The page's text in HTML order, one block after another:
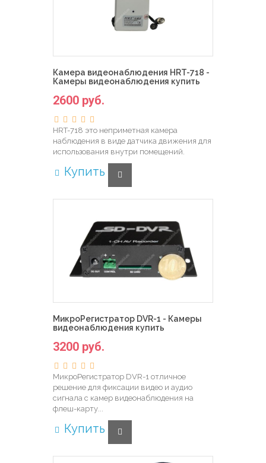
Камера видеонаблюдения HRT-718 -
Камеры видеонаблюдения купить
2600 руб.
HRT-718 это неприметная камера
наблюдения в виде датчика движения для
использования внутри помещений.
Купить
МикроРегистратор DVR-1 - Камеры
видеонаблюдения купить
3200 руб.
МикроРегистратор DVR-1 отличное
решение для фиксации видео и аудио
сигнала с камер видеонаблюдения на
флеш-карту...
Купить